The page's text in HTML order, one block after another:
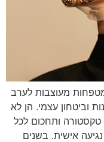
מעוצבות לערב
וביטחון עצמי. הן לא
ותחכום לכל
אישית. בשנים